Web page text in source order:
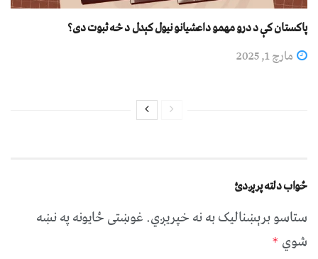
پاکستان کې د درو مهمو داعشیانو نیول کېدل د څه ثبوت دی؟
مارچ 1, 2025
ځواب دلته پرېږدئ
ستاسو برېښناليک به نه خپريږي.غوښتى ځایونه په نښه
شوي *